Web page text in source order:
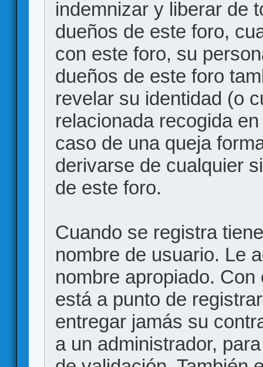
indemnizar y liberar de
dueños de este foro,
con este foro, su
dueños de este foro
revelar su identidad (o
relacionada recogida
caso de una queja
derivarse de cualquier
de este foro.
Cuando se registra
nombre de usuario. Le
nombre apropiado.
está a punto de
entregar jamás su
a un administrador,